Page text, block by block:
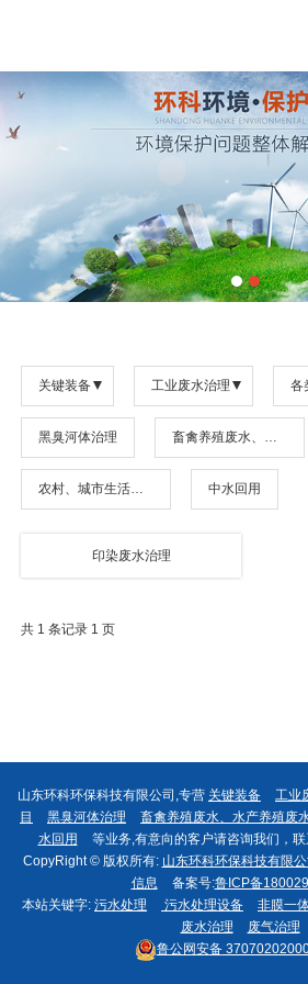
首页 关于我们 产品展示行业资讯成功案例
关键装备 工业废水治理
黑臭河体治理
中水回用
印染废水治理
共 1 条记录 1 页
山东环科环保科技有限公司,专营 关键装备 工业
目
黑臭河体治理 畜禽养殖废水、水产养殖废
水回用
等业务,有意向的客户请咨询我们，联
CopyRight © 版权所有: 山东环科环保科技有限公
信息
备案号:鲁ICP备
本站关键字: 污水处理 污水处理设备 非膜一
废水治理
废气治理
鲁公网安备